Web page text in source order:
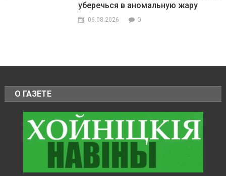
уберечься в аномальную жару
06.08.2026 0
О ГАЗЕТЕ